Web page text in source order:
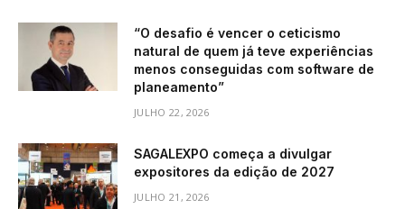
“O desafio é vencer o ceticismo
natural de quem já teve experiências
menos conseguidas com software de
planeamento”
JULHO 22, 2026
SAGALEXPO começa a divulgar
expositores da edição de 2027
JULHO 21, 2026